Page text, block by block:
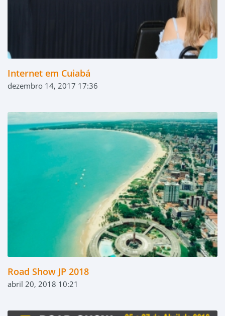
Internet em Cuiabá
dezembro 14, 2017 17:36
Road Show JP 2018
abril 20, 2018 10:21